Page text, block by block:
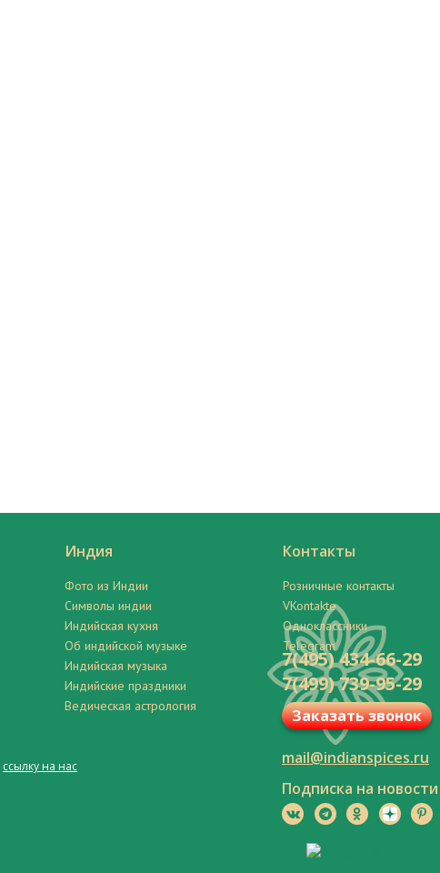
Индия
Фото из Индии
Символы индии
Индийская кухня
Об индийской музыке
Индийская музыка
Индийские праздники
Ведическая астрология
Контакты
Розничные контакты
VKontakte
Одноклассники
Telegram
ссылку на нас
7(495) 434-66-29
7(499) 739-95-29
Заказать звонок
mail@indianspices.ru
Подписка на новости